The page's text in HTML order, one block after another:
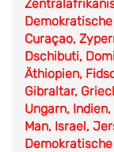
Demokratische
Curaçao,
Dschibuti,
Äthiopien,
Gibraltar,
Ungarn,
Man, Israel,